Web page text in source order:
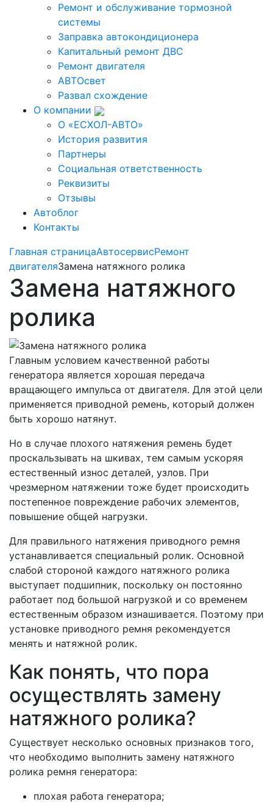
Ремонт и обслуживание тормозной
системы
Заправка автокондиционера
Капитальный ремонт ДВС
Ремонт двигателя
АВТОсвет
Развал схождение
О компании
О «ЕСХОЛ-АВТО»
История развития
Партнеры
Социальная ответственность
Реквизиты
Отзывы
Автоблог
Контакты
Главная страницаАвтосервисРемонт
двигателяЗамена натяжного ролика
Замена натяжного
ролика
Главным условием качественной работы
генератора является хорошая передача
вращающего импульса от двигателя. Для этой цели
применяется приводной ремень, который должен
быть хорошо натянут.
Но в случае плохого натяжения ремень будет
проскальзывать на шкивах, тем самым ускоряя
естественный износ деталей, узлов. При
чрезмерном натяжении тоже будет происходить
постепенное повреждение рабочих элементов,
повышение общей нагрузки.
Для правильного натяжения приводного ремня
устанавливается специальный ролик. Основной
слабой стороной каждого натяжного ролика
выступает подшипник, поскольку он постоянно
работает под большой нагрузкой и со временем
естественным образом изнашивается. Поэтому при
установке приводного ремня рекомендуется
менять и натяжной ролик.
Как понять, что пора
осуществлять замену
натяжного ролика?
Существует несколько основных признаков того,
что необходимо выполнить замену натяжного
ролика ремня генератора:
плохая работа генератора;